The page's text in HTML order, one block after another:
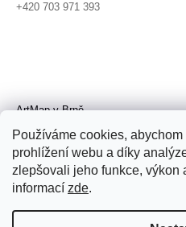
Používáme cookies,
prohlížení webu a díky
zlepšovali jeho funkce, výkon
informací zde.
+420 703 971 393
ArtMap v Brně
Radnická 4, Brno
úterý–pátek 11–19 h
sobota 14–19 h
+420 702 152 298